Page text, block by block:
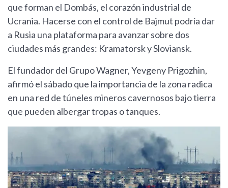
que forman el Dombás, el corazón industrial de
Ucrania. Hacerse con el control de Bajmut podría dar
a Rusia una plataforma para avanzar sobre dos
ciudades más grandes: Kramatorsk y Sloviansk.
El fundador del Grupo Wagner, Yevgeny Prigozhin,
afirmó el sábado que la importancia de la zona radica
en una red de túneles mineros cavernosos bajo tierra
que pueden albergar tropas o tanques.